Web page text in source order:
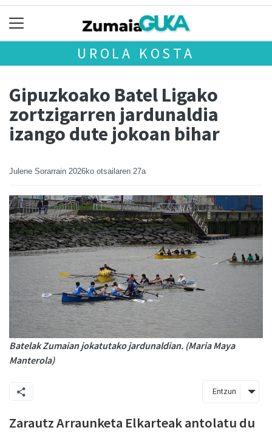
UROLA KOSTA
Gipuzkoako Batel Ligako
zortzigarren jardunaldia
izango dute jokoan bihar
Julene Sorarrain 2026ko otsailaren 27a
Batelak Zumaian jokatutako jardunaldian. (Maria Maya
Manterola)
Entzun
Zarautz Arraunketa Elkarteak antolatu du